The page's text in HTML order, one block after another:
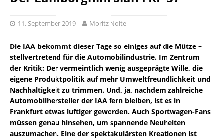
11. September 2019 Moritz Nolte
Die IAA bekommt dieser Tage so einiges auf die Mütze –
stellvertretend für die Automobilindustrie. Im Zentrum
der Kritik: Der vermeintlich wenig ausgeprägte Wille, die
eigene Produktpolitik auf mehr Umweltfreundlichkeit und
Nachhaltigkeit zu trimmen. Und, ja, nachdem zahlreiche
Automobilhersteller der IAA fern bleiben, ist es in
Frankfurt etwas luftiger geworden. Auch Sportwagen-Fans
müssen genau hinsehen, um spannende Neuheiten
auszumachen. Eine der spektakulärsten Kreationen ist